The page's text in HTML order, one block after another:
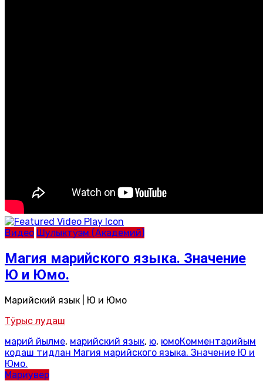
Видео Шулыктӱэм (Академий)
Магия марийского языка. Значение
Ю и Юмо.
Марийский язык | Ю и Юмо
Тӱрыс лудаш
марий йылме, марийский язык, ю, юмоКомментарийым
кодаш тидлан Магия марийского языка. Значение Ю и
Юмо.
Мариувер